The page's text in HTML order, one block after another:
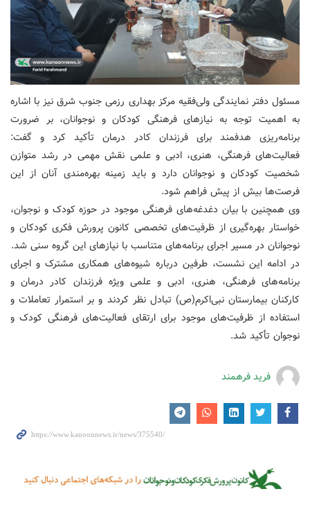
مسئول دفتر نمایندگی ولی‌فقیه مرکز بهداری رزمی جنوب شرق نیز با اشاره
به اهمیت توجه به نیازهای فرهنگی کودکان و نوجوانان، بر ضرورت
برنامه‌ریزی هدفمند برای فرزندان کادر درمان تأکید کرد و گفت:
فعالیت‌های فرهنگی، هنری، ادبی و علمی نقش مهمی در رشد متوازن
شخصیت کودکان و نوجوانان دارد و باید زمینه بهره‌مندی آنان از این
فرصت‌ها بیش از پیش فراهم شود.
وی همچنین با بیان دغدغه‌های فرهنگی موجود در حوزه کودک و نوجوان،
خواستار بهره‌گیری از ظرفیت‌های تخصصی کانون پرورش فکری کودکان و
نوجوانان در مسیر اجرای برنامه‌های متناسب با نیازهای این گروه سنی شد.
در ادامه این نشست، طرفین درباره شیوه‌های همکاری مشترک و اجرای
برنامه‌های فرهنگی، هنری، ادبی و علمی ویژه فرزندان کادر درمان و
کارکنان بیمارستان نبی‌اکرم(ص) تبادل نظر کردند و بر استمرار تعاملات و
استفاده از ظرفیت‌های موجود برای ارتقای فعالیت‌های فرهنگی کودک و
نوجوان تأکید شد.
فرید فرهمند